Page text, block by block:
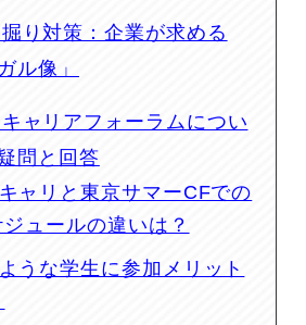
り対策：企業が求める
ル像」
ャリアフォーラムについ
問と回答
ャリと東京サマーCFでの
ュールの違いは？
うな学生に参加メリット